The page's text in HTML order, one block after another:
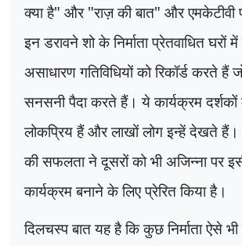
क्या है" और "राज़ की बात" और एमकेटीवी
इन डरावने शो के निर्माता प्रेतवाधित घरों
असाधारण गतिविधियों को रिकॉर्ड करते हैं
सनसनी पैदा करते हैं। ये कार्यक्रम
लोकप्रिय हैं और लाखों लोग इन्हें देखते हैं।
की सफलता ने दूसरों को भी अजिन्ना पर
कार्यक्रम बनाने के लिए प्रेरित किया है।
दिलचस्प बात यह है कि कुछ निर्माता ऐसे